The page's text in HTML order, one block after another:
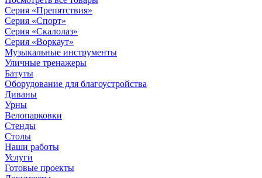
Серия «Препятствия»
Серия «Спорт»
Серия «Скалолаз»
Серия «Воркаут»
Музыкальные инструменты
Уличные тренажеры
Батуты
Оборудование для благоустройства
Диваны
Урны
Велопарковки
Стенды
Столы
Наши работы
Услуги
Готовые проекты